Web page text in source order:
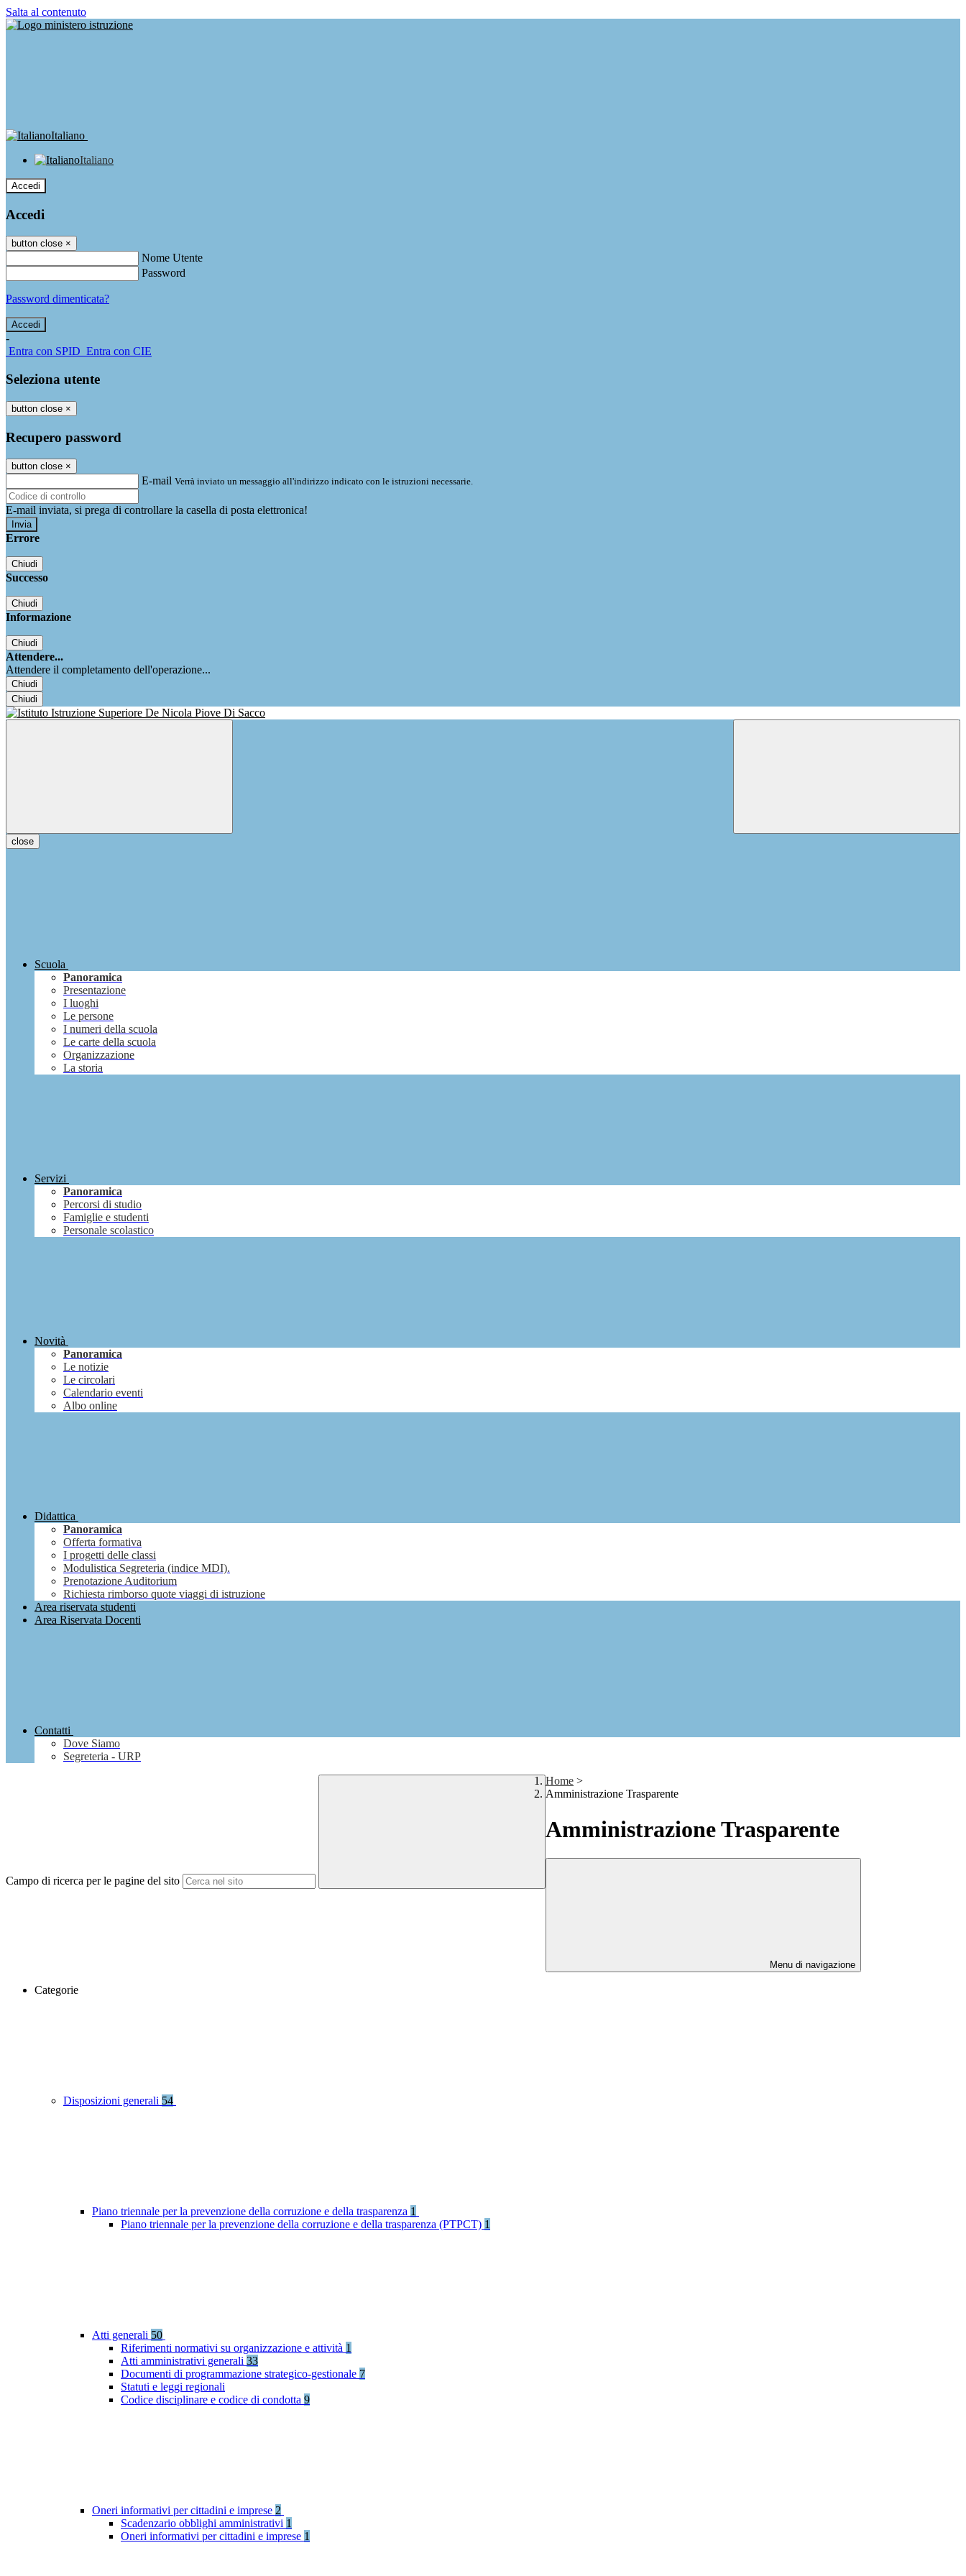
Salta al contenuto
Italiano
Italiano
Accedi
Accedi
button close ×
Nome Utente
Password
Password dimenticata?
-
Entra con SPID Entra con CIE
Seleziona utente
button close ×
Recupero password
button close ×
E-mail Verrà inviato un messaggio all'indirizzo indicato con le istruzioni necessarie.
E-mail inviata, si prega di controllare la casella di posta elettronica!
Errore
Chiudi
Successo
Chiudi
Informazione
Chiudi
Attendere...
Attendere il completamento dell'operazione...
Chiudi
Chiudi
close
Scuola
Panoramica
Presentazione
I luoghi
Le persone
I numeri della scuola
Le carte della scuola
Organizzazione
La storia
Servizi
Panoramica
Percorsi di studio
Famiglie e studenti
Personale scolastico
Novità
Panoramica
Le notizie
Le circolari
Calendario eventi
Albo online
Didattica
Panoramica
Offerta formativa
I progetti delle classi
Modulistica Segreteria (indice MDI).
Prenotazione Auditorium
Richiesta rimborso quote viaggi di istruzione
Area riservata studenti
Area Riservata Docenti
Contatti
Dove Siamo
Segreteria - URP
Campo di ricerca per le pagine del sito
Home >
Amministrazione Trasparente
Amministrazione Trasparente
Menu di navigazione
Categorie
Disposizioni generali 54
Piano triennale per la prevenzione della corruzione e della trasparenza 1
Piano triennale per la prevenzione della corruzione e della trasparenza (PTPCT) 1
Atti generali 50
Riferimenti normativi su organizzazione e attività 1
Atti amministrativi generali 33
Documenti di programmazione strategico-gestionale 7
Statuti e leggi regionali
Codice disciplinare e codice di condotta 9
Oneri informativi per cittadini e imprese 2
Scadenzario obblighi amministrativi 1
Oneri informativi per cittadini e imprese 1